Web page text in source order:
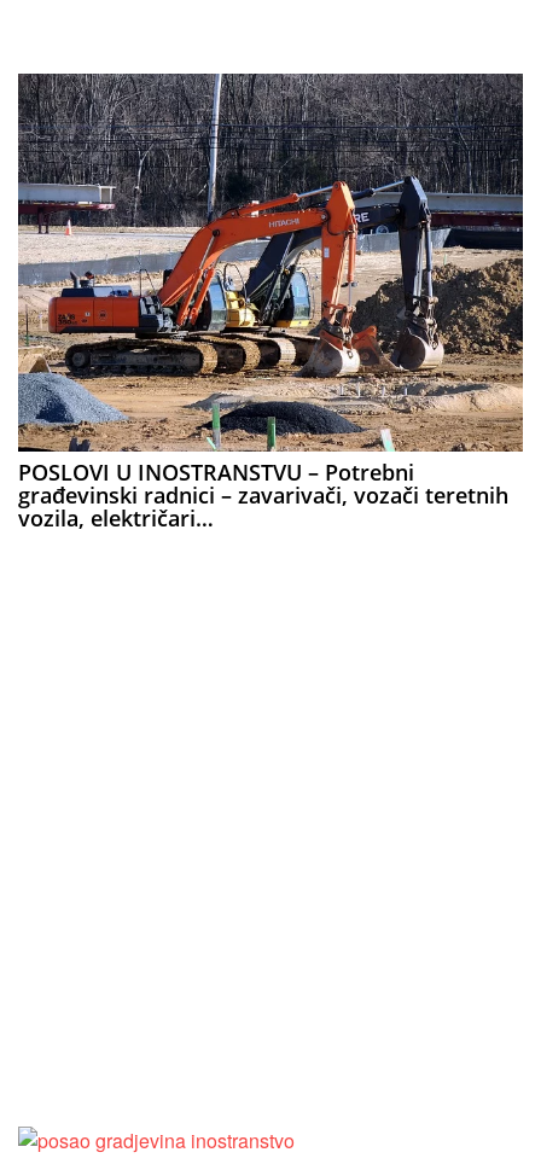
POSLOVI U INOSTRANSTVU – Potrebni
građevinski radnici – zavarivači, vozači teretnih
vozila, električari…